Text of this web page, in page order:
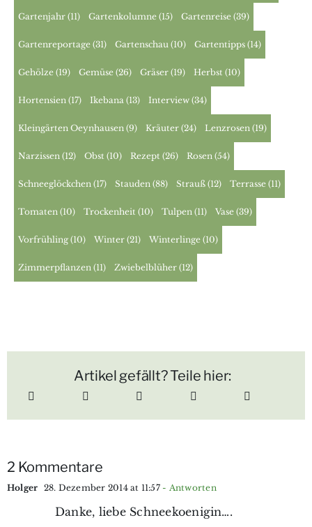
Gartenjahr (11) Gartenkolumne (15) Gartenreise (39)
Gartenreportage (31) Gartenschau (10) Gartentipps (14)
Gehölze (19) Gemüse (26) Gräser (19) Herbst (10)
Hortensien (17) Ikebana (13) Interview (34)
Kleingärten Oeynhausen (9) Kräuter (24) Lenzrosen (19)
Narzissen (12) Obst (10) Rezept (26) Rosen (54)
Schneeglöckchen (17) Stauden (88) Strauß (12) Terrasse (11)
Tomaten (10) Trockenheit (10) Tulpen (11) Vase (39)
Vorfrühling (10) Winter (21) Winterlinge (10)
Zimmerpflanzen (11) Zwiebelblüher (12)
Artikel gefällt? Teile hier:
2 Kommentare
Holger 28. Dezember 2014 at 11:57- Antworten
Danke, liebe Schneekoenigin….